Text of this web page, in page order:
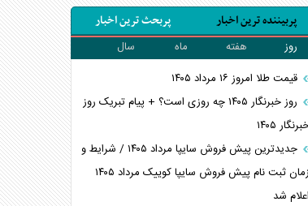
پربیننده ترین اخبار پربحث ترین اخبار
روز هفته ماه
سال
قیمت طلا امروز ۱۶ مرداد ۱۴۰۵
روز خبرنگار ۱۴۰۵ چه روزی است؟ + پیام تبریک روز
۱۴۰۵
جدیدترین پیش فروش سایپا مرداد ۱۴۰۵ / شرایط و
زمان ثبت نام پیش فروش سایپا کوییک مرداد ۱۴۰۵
اعلام شد